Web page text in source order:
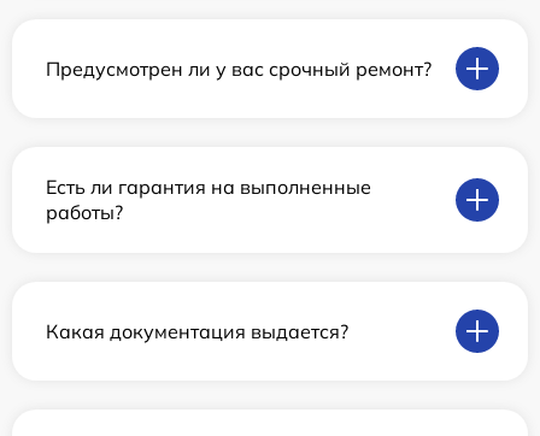
Предусмотрен ли у вас срочный ремонт?
Есть ли гарантия на выполненные
работы?
Какая документация выдается?